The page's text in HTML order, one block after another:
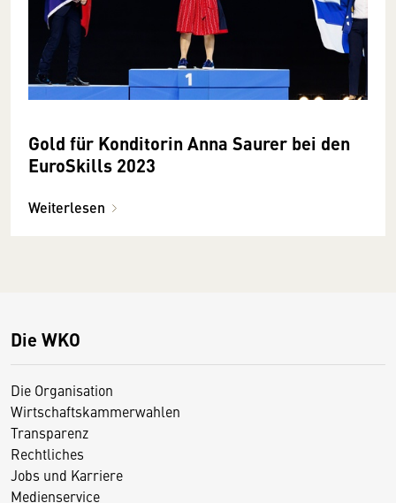
Gold für Konditorin Anna Saurer bei den
EuroSkills 2023
Weiterlesen
Die WKO
Die Organisation
Wirtschaftskammerwahlen
Transparenz
Rechtliches
Jobs und Karriere
Medienservice